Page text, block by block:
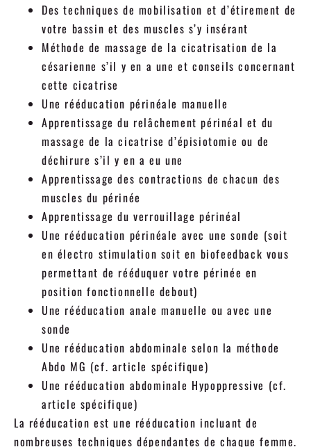
Des techniques de mobilisation et d’étirement de
votre bassin et des muscles s’y insérant
Méthode de massage de la cicatrisation de la
césarienne s’il y en a une et conseils concernant
cette cicatrise
Une rééducation périnéale manuelle
Apprentissage du relâchement périnéal et du
massage de la cicatrise d’épisiotomie ou de
déchirure s’il y en a eu une
Apprentissage des contractions de chacun des
muscles du périnée
Apprentissage du verrouillage périnéal
Une rééducation périnéale avec une sonde (soit
en électro stimulation soit en biofeedback vous
permettant de rééduquer votre périnée en
position fonctionnelle debout)
Une rééducation anale manuelle ou avec une
sonde
Une rééducation abdominale selon la méthode
Abdo MG (cf. article spécifique)
Une rééducation abdominale Hypoppressive (cf.
article spécifique)
La rééducation est une rééducation incluant de
nombreuses techniques dépendantes de chaque femme.